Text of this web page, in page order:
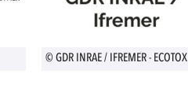
© GDR INRAE / IFREMER - ECOTOX